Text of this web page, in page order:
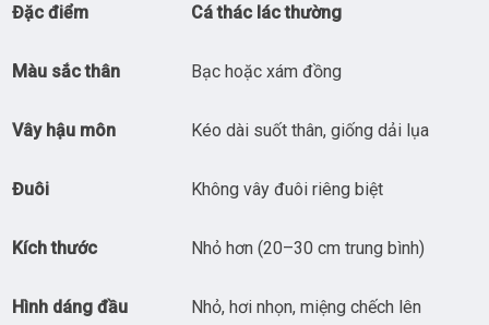
Đặc điểm Cá thác lác thường
Màu sắc thân Bạc hoặc xám đồng
Vây hậu môn Kéo dài suốt thân, giống dải lụa
Đuôi Không vây đuôi riêng biệt
Kích thước Nhỏ hơn (20–30 cm trung bình)
Hình dáng đầu Nhỏ, hơi nhọn, miệng chếch lên